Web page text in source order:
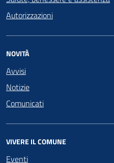
Autorizzazioni
NOVITÀ
Avvisi
Notizie
Comunicati
VIVERE IL COMUNE
Eventi